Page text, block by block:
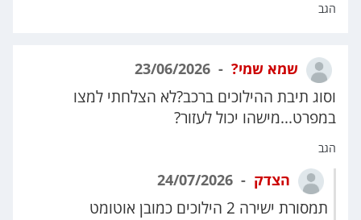
הגב
שמא שמי?
וסוג תיבת ההילוכים ברכב?לא הצלחתי למצו
במפרט...מישהו יכול לעזור?
הגב
הצדק
תמסורת ישירה 2 הילוכים כמובן אוטומט